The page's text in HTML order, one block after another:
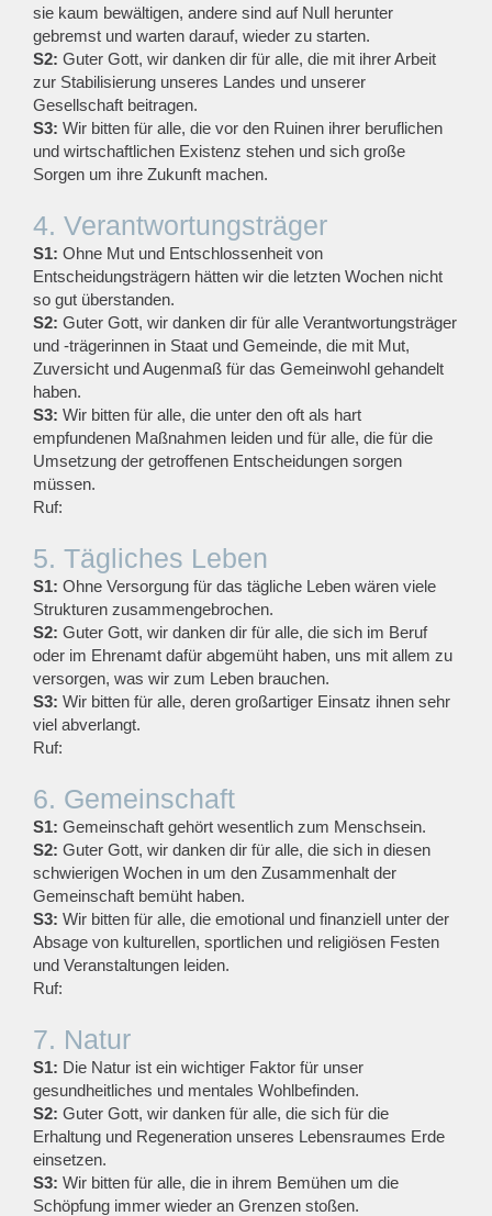
sie kaum bewältigen, andere sind auf Null herunter
gebremst und warten darauf, wieder zu starten.
S2: Guter Gott, wir danken dir für alle, die mit ihrer Arbeit
zur Stabilisierung unseres Landes und unserer
Gesellschaft beitragen.
S3: Wir bitten für alle, die vor den Ruinen ihrer beruflichen
und wirtschaftlichen Existenz stehen und sich große
Sorgen um ihre Zukunft machen.
4. Verantwortungsträger
S1: Ohne Mut und Entschlossenheit von
Entscheidungsträgern hätten wir die letzten Wochen nicht
so gut überstanden.
S2: Guter Gott, wir danken dir für alle Verantwortungsträger
und -trägerinnen in Staat und Gemeinde, die mit Mut,
Zuversicht und Augenmaß für das Gemeinwohl gehandelt
haben.
S3: Wir bitten für alle, die unter den oft als hart
empfundenen Maßnahmen leiden und für alle, die für die
Umsetzung der getroffenen Entscheidungen sorgen
müssen.
Ruf:
5. Tägliches Leben
S1: Ohne Versorgung für das tägliche Leben wären viele
Strukturen zusammengebrochen.
S2: Guter Gott, wir danken dir für alle, die sich im Beruf
oder im Ehrenamt dafür abgemüht haben, uns mit allem zu
versorgen, was wir zum Leben brauchen.
S3: Wir bitten für alle, deren großartiger Einsatz ihnen sehr
viel abverlangt.
Ruf:
6. Gemeinschaft
S1: Gemeinschaft gehört wesentlich zum Menschsein.
S2: Guter Gott, wir danken dir für alle, die sich in diesen
schwierigen Wochen in um den Zusammenhalt der
Gemeinschaft bemüht haben.
S3: Wir bitten für alle, die emotional und finanziell unter der
Absage von kulturellen, sportlichen und religiösen Festen
und Veranstaltungen leiden.
Ruf:
7. Natur
S1: Die Natur ist ein wichtiger Faktor für unser
gesundheitliches und mentales Wohlbefinden.
S2: Guter Gott, wir danken für alle, die sich für die
Erhaltung und Regeneration unseres Lebensraumes Erde
einsetzen.
S3: Wir bitten für alle, die in ihrem Bemühen um die
Schöpfung immer wieder an Grenzen stoßen.